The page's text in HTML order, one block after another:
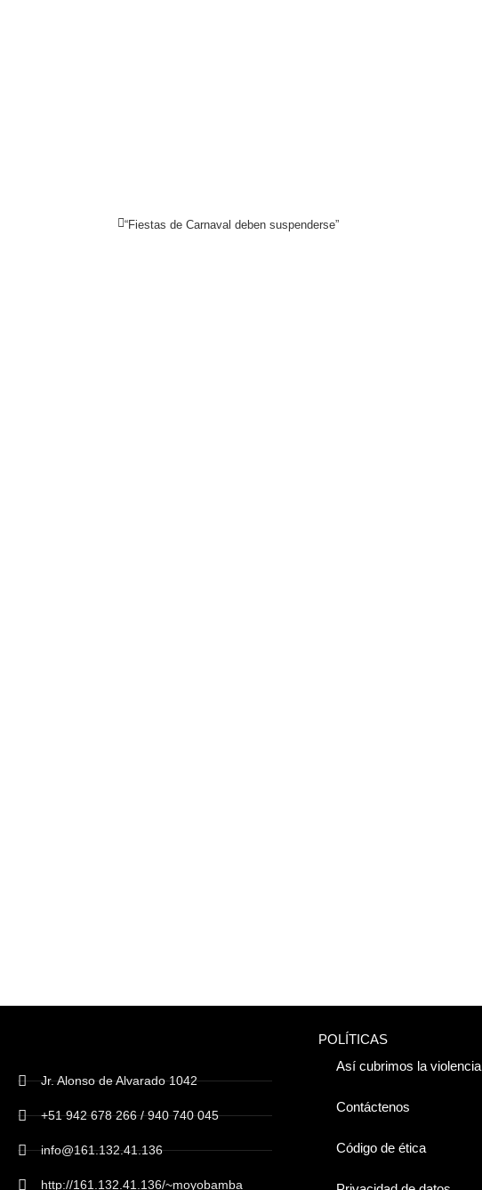
“Fiestas de Carnaval deben suspenderse”
Jr. Alonso de Alvarado 1042
+51 942 678 266 / 940 740 045
info@161.132.41.136
http://161.132.41.136/~moyobamba
POLÍTICAS
Así cubrimos la violencia
Contáctenos
Código de ética